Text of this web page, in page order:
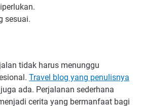
sesuai.
tidak harus menunggu
Travel blog yang penulisnya
ada. Perjalanan sederhana
cerita yang bermanfaat bagi